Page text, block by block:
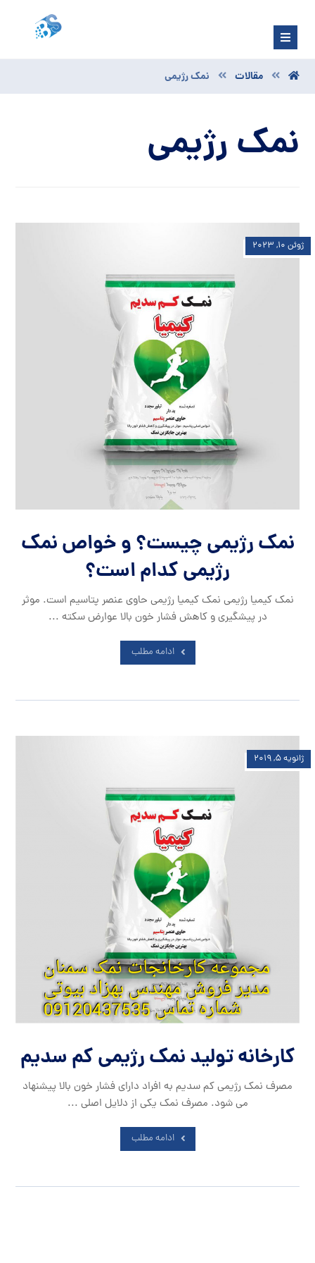
مقالات نمک رژیمی
نمک رژیمی
نمک رژیمی چیست؟ و خواص نمک
رژیمی کدام است؟
ژوئن ۱۰, ۲۰۲۳
نمک کیمیا رژیمی نمک کیمیا رژیمی حاوی عنصر پتاسیم است. موثر
در پیشگیری و کاهش فشار خون بالا عوارض سکته ...
ادامه مطلب
کارخانه تولید نمک رژیمی کم سدیم
ژانویه ۵, ۲۰۱۹
مصرف نمک رژیمی کم سدیم به افراد دارای فشار خون بالا پیشنهاد
می شود. مصرف نمک یکی از دلایل اصلی ...
ادامه مطلب